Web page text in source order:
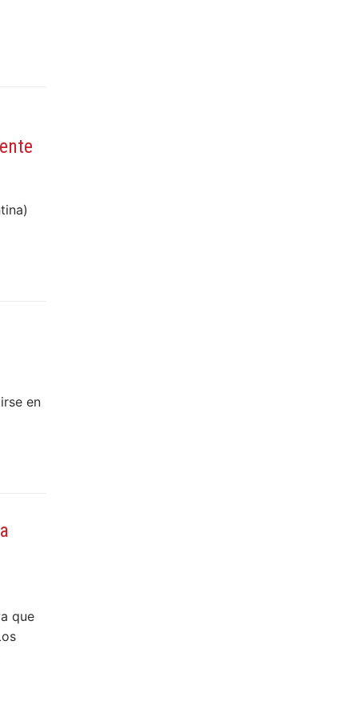
en
que